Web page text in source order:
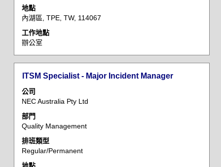
地點
內湖區, TPE, TW, 114067
工作地點
辦公室
工
作
訊
的
內
容。
標
題
ITSM Specialist - Major Incident Manager
公司
NEC Australia Pty Ltd
部門
Quality Management
排班類型
Regular/Permanent
選
取
空
列
以
檢
視
工